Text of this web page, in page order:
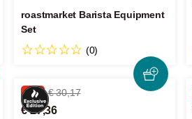
roastmarket Barista Equipment
Set
(0)
-9% € 30,17
€ 27,36